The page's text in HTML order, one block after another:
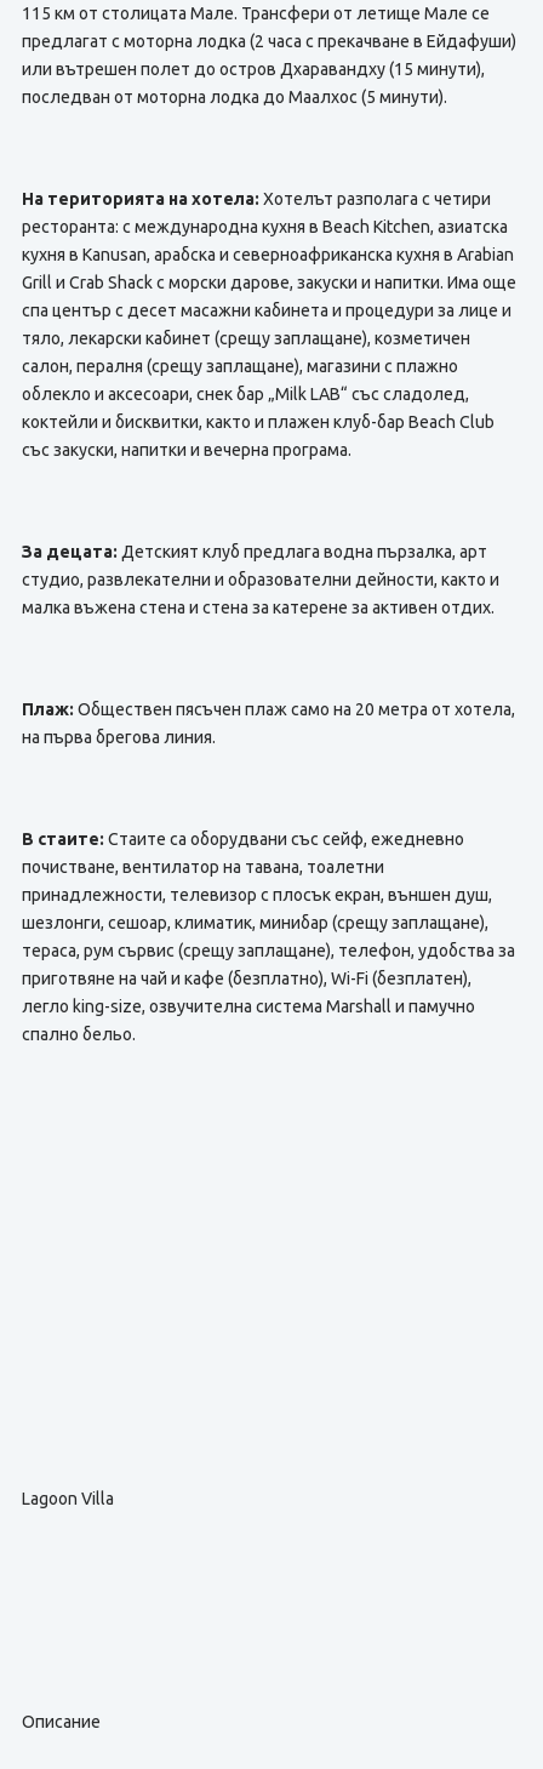
115 км от столицата Мале. Трансфери от летище Мале се
предлагат с моторна лодка (2 часа с прекачване в Ейдафуши)
или вътрешен полет до остров Дхаравандху (15 минути),
последван от моторна лодка до Маалхос (5 ​​минути).
На територията на хотела: Хотелът разполага с четири
ресторанта: с международна кухня в Beach Kitchen, азиатска
кухня в Kanusan, арабска и северноафриканска кухня в Arabian
Grill и Crab Shack с морски дарове, закуски и напитки. Има още
спа център с десет масажни кабинета и процедури за лице и
тяло, лекарски кабинет (срещу заплащане), козметичен
салон, пералня (срещу заплащане), магазини с плажно
облекло и аксесоари, снек бар „Milk LAB“ със сладолед,
коктейли и бисквитки, както и плажен клуб-бар Beach Club
със закуски, напитки и вечерна програма.
За децата: Детският клуб предлага водна пързалка, арт
студио, развлекателни и образователни дейности, както и
малка въжена стена и стена за катерене за активен отдих.
Плаж: Обществен пясъчен плаж само на 20 метра от хотела,
на първа брегова линия.
В стаите: Стаите са оборудвани със сейф, ежедневно
почистване, вентилатор на тавана, тоалетни
принадлежности, телевизор с плосък екран, външен душ,
шезлонги, сешоар, климатик, минибар (срещу заплащане),
тераса, рум сървис (срещу заплащане), телефон, удобства за
приготвяне на чай и кафе (безплатно), Wi-Fi (безплатен),
легло king-size, озвучителна система Marshall и памучно
спално бельо.
Lagoon Villa
Описание